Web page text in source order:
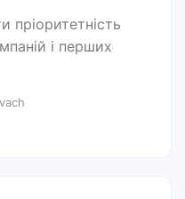
пріоритетність
і перших